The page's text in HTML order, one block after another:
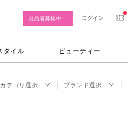
出品者募集中！ ログイン
タイル ビューティー
カテゴリ選択 ブランド選択